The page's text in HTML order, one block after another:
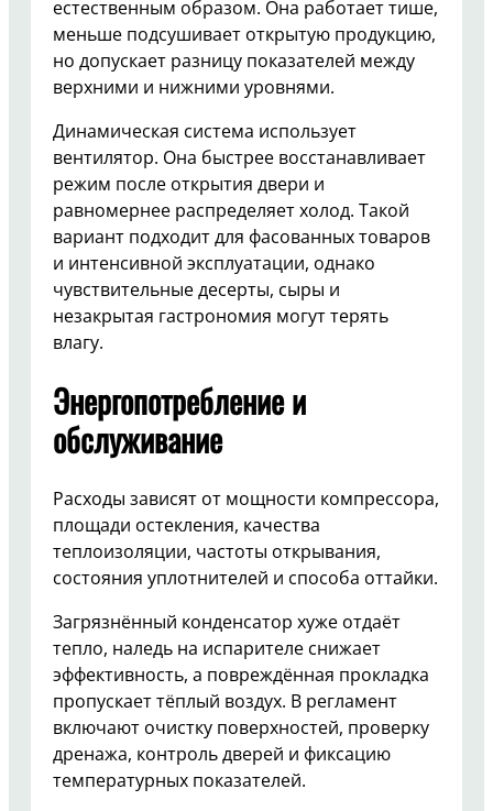
естественным образом. Она работает тише,
меньше подсушивает открытую продукцию,
но допускает разницу показателей между
верхними и нижними уровнями.
Динамическая система использует
вентилятор. Она быстрее восстанавливает
режим после открытия двери и
равномернее распределяет холод. Такой
вариант подходит для фасованных товаров
и интенсивной эксплуатации, однако
чувствительные десерты, сыры и
незакрытая гастрономия могут терять
влагу.
Энергопотребление и
обслуживание
Расходы зависят от мощности компрессора,
площади остекления, качества
теплоизоляции, частоты открывания,
состояния уплотнителей и способа оттайки.
Загрязнённый конденсатор хуже отдаёт
тепло, наледь на испарителе снижает
эффективность, а повреждённая прокладка
пропускает тёплый воздух. В регламент
включают очистку поверхностей, проверку
дренажа, контроль дверей и фиксацию
температурных показателей.